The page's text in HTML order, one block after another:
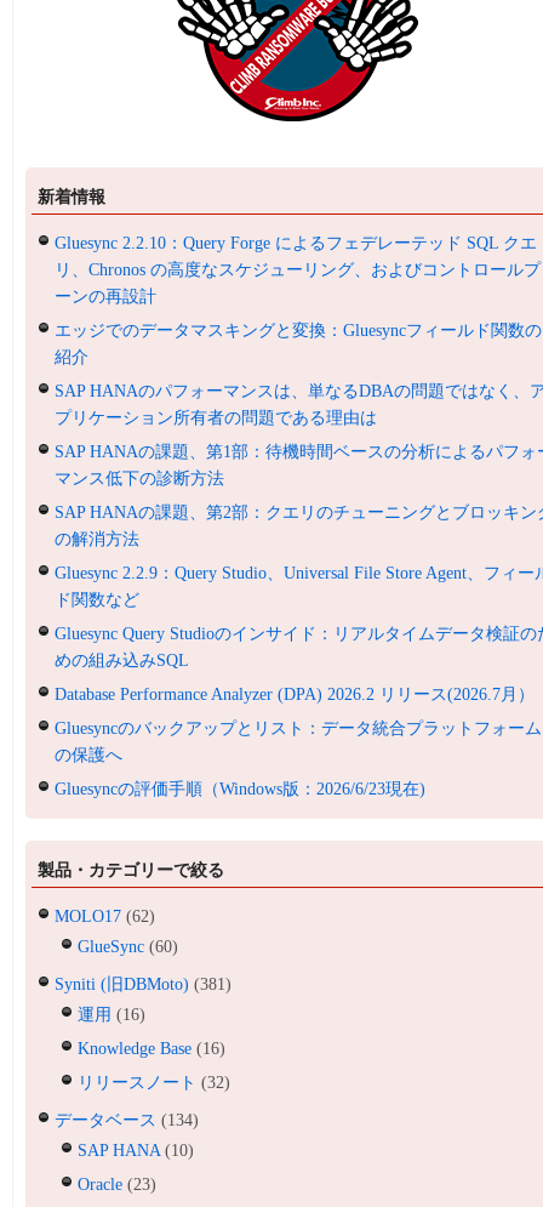
新着情報
Gluesync 2.2.10：Query Forge によるフェデレーテッド SQL クエ
リ、Chronos の高度なスケジューリング、およびコントロール
ーンの再設計
エッジでのデータマスキングと変換：Gluesyncフィールド関数の
紹介
SAP HANAのパフォーマンスは、単なるDBAの問題ではなく、
プリケーション所有者の問題である理由は
SAP HANAの課題、第1部：待機時間ベースの分析によるパフォ
マンス低下の診断方法
SAP HANAの課題、第2部：クエリのチューニングとブロッキン
の解消方法
Gluesync 2.2.9：Query Studio、Universal File Store Agent、フィー
ド関数など
Gluesync Query Studioのインサイド：リアルタイムデータ検証の
めの組み込みSQL
Database Performance Analyzer (DPA) 2026.2 リリース(2026.7月）
Gluesyncのバックアップとリスト：データ統合プラットフォーム
の保護へ
Gluesyncの評価手順（Windows版：2026/6/23現在)
製品・カテゴリーで絞る
MOLO17 (62)
GlueSync (60)
Syniti (旧DBMoto) (381)
運用 (16)
Knowledge Base (16)
リリースノート (32)
データベース (134)
SAP HANA (10)
Oracle (23)